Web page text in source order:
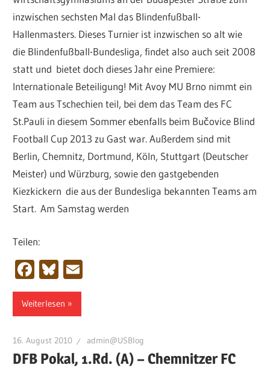
inzwischen sechsten Mal das Blindenfußball-
Hallenmasters. Dieses Turnier ist inzwischen so alt wie
die Blindenfußball-Bundesliga, findet also auch seit 2008
statt und bietet doch dieses Jahr eine Premiere:
Internationale Beteiligung! Mit Avoy MU Brno nimmt ein
Team aus Tschechien teil, bei dem das Team des FC
St.Pauli in diesem Sommer ebenfalls beim Bučovice Blind
Football Cup 2013 zu Gast war. Außerdem sind mit
Berlin, Chemnitz, Dortmund, Köln, Stuttgart (Deutscher
Meister) und Würzburg, sowie den gastgebenden
Kiezkickern die aus der Bundesliga bekannten Teams am
Start. Am Samstag werden
Teilen:
Facebook
Bluesky
Weiterlesen
16. August 2010 admin@USBlog
DFB Pokal, 1.Rd. (A) – Chemnitzer FC